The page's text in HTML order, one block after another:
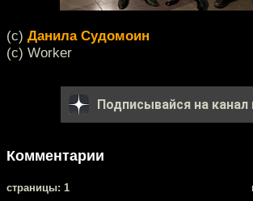
(c) Данила Судомоин
(c) Worker
Подписывайся на канал
Комментарии
cтраницы: 1